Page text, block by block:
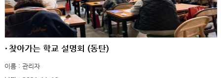
찾아가는 학교 설명회 (동탄)
이름 : 관리자